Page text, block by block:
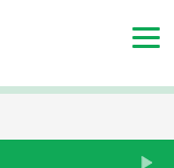
首
织